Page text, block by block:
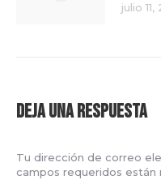
julio
Deja una respuesta
Tu dirección de correo
campos requeridos están